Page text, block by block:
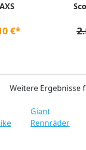
€*
Weitere Ergebnisse
Giant
Rennräder